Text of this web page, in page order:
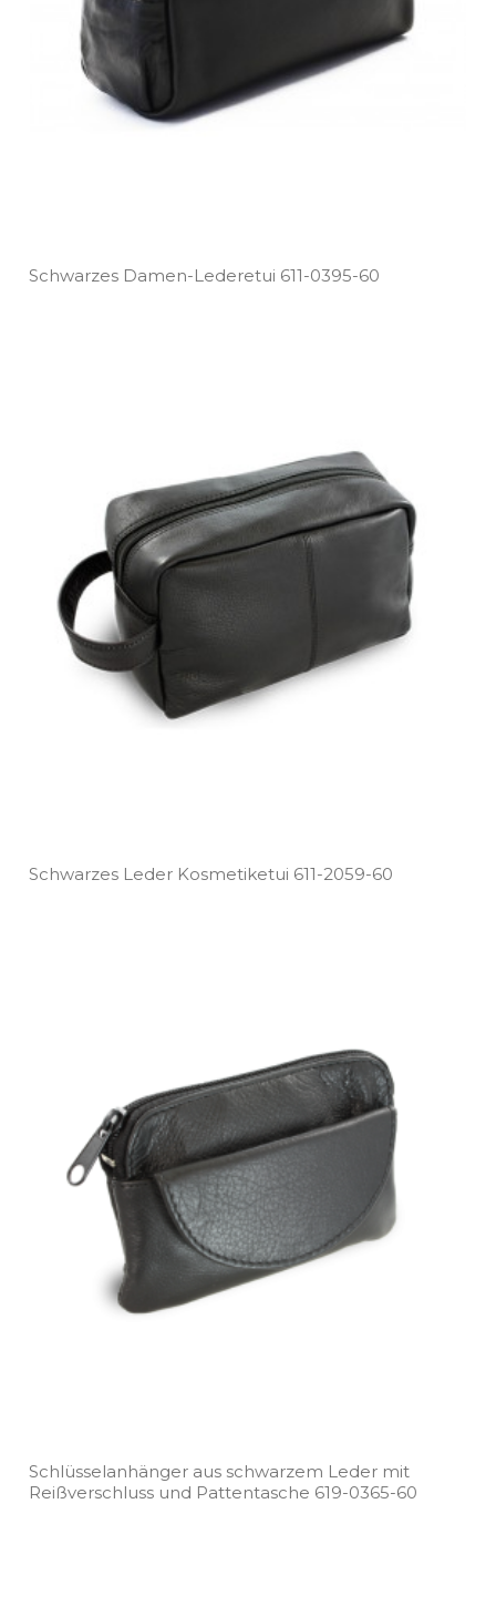
Schwarzes Damen­-Lederetui 611­-0395­-60
Schwarzes Leder Kosmetiketui 611­-2059­-60
Schlüsselanhänger aus schwarzem Leder mit
Reißverschluss und Pattentasche 619­-0365­-60